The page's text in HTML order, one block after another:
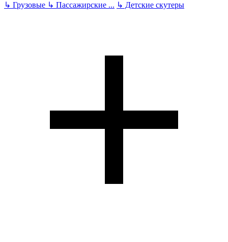
↳ Грузовые ↳ Пассажирские ... ↳ Детские скутеры